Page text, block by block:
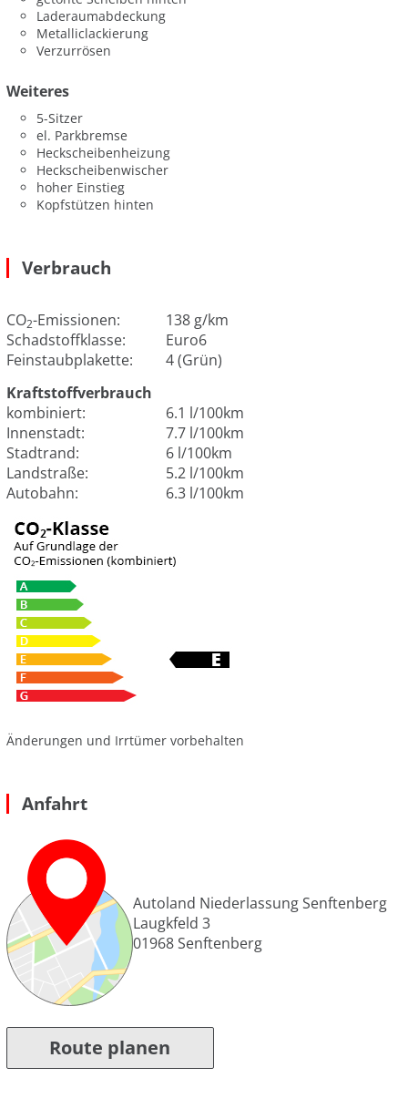
Laderaumabdeckung
Metalliclackierung
Verzurrösen
Weiteres
5-Sitzer
el. Parkbremse
Heckscheibenheizung
Heckscheibenwischer
hoher Einstieg
Kopfstützen hinten
Verbrauch
CO2-Emissionen:
138 g/km
Schadstoffklasse:
Euro6
Feinstaubplakette:
4 (Grün)
Kraftstoffverbrauch
kombiniert:
6.1 l/100km
Innenstadt:
7.7 l/100km
Stadtrand:
6 l/100km
Landstraße:
5.2 l/100km
Autobahn:
6.3 l/100km
Änderungen und Irrtümer vorbehalten
Anfahrt
Autoland Niederlassung Senftenberg
Laugkfeld 3
01968Senftenberg
Route planen